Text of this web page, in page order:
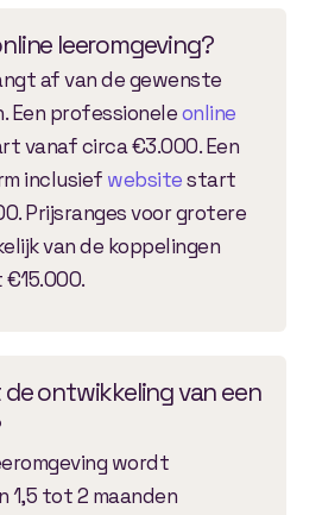
leeromgeving?
af van de gewenste
professioneleonline
vanaf circa €3.000. Een
inclusief websitestart
Prijsranges voor grotere
van de koppelingen
ontwikkeling van een
wordt
1,5 tot 2 maanden